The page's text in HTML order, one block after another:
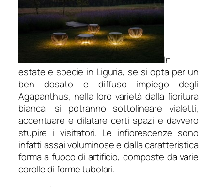
In
estate e specie in Liguria, se si opta per un
ben dosato e diffuso impiego degli
Agapanthus, nella loro varietà dalla fioritura
bianca, si potranno sottolineare vialetti,
accentuare e dilatare certi spazi e davvero
stupire i visitatori. Le infiorescenze sono
infatti assai voluminose e dalla caratteristica
forma a fuoco di artificio, composte da varie
corolle di forme tubolari.